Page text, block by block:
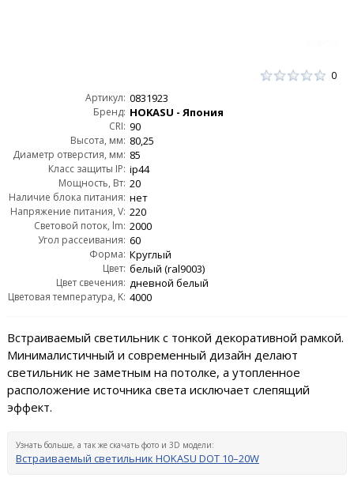
0
Артикул: 0831923
Бренд: HOKASU - Япония
CRI: 90
Высота, мм: 80,25
Диаметр отверстия, мм: 85
Класс защиты IP: ip44
Мощность, Вт: 20
Наличие блока питания: нет
Напряжение питания, V: 220
Световой поток, lm: 2000
Угол рассеивания: 60
Форма: Круглый
Цвет: белый (ral9003)
Цвет свечения: дневной белый
Цветовая температура, K: 4000
Встраиваемый светильник с тонкой декоративной рамкой.
Минималистичный и современный дизайн делают
светильник не заметным на потолке, а утопленное
расположение источника света исключает слепящий
эффект.
Узнать больше, а так же скачать фото и 3D модели:
Встраиваемый светильник HOKASU DOT 10–20W